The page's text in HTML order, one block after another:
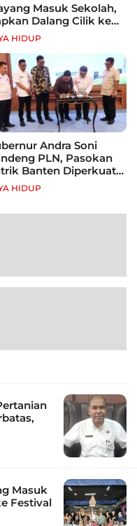
Masuk Sekolah,
Dalang Cilik ke
Nasional
HIDUP
Andra Soni
PLN, Pasokan
Banten Diperkuat
Genjot Investasi
HIDUP
Masuk
Festival